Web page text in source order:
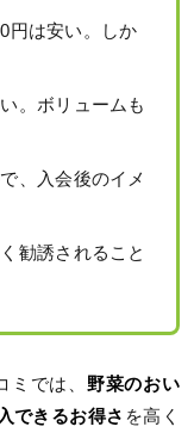
円は安い。しか
。ボリュームも
、入会後のイメ
勧誘されること
ミでは、 野菜のおい
できるお得さ を高く